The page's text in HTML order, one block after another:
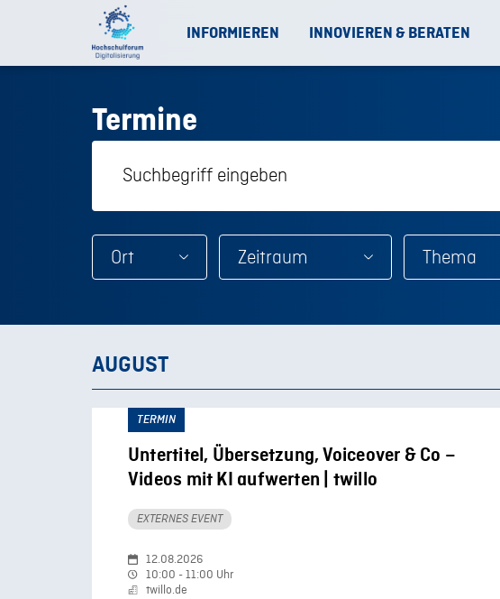
INFORMIEREN INNOVIEREN & BERATEN
Termine
Ort Thema
AUGUST
TERMIN
Untertitel, Übersetzung, Voiceover & Co –
Videos mit KI aufwerten | twillo
EXTERNES EVENT
12.08.2026
10:00 - 11:00 Uhr
twillo.de